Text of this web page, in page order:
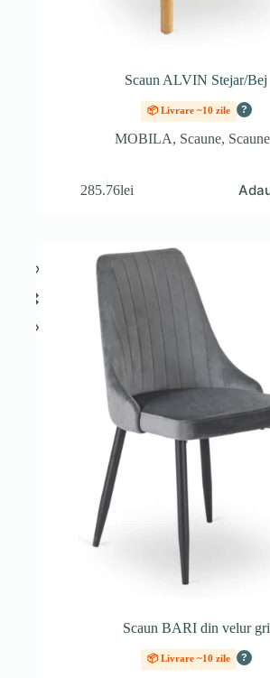
Scaun ALVIN Stejar/Bej
📦 Livrare ~10 zile ?
MOBILA, Scaune,
285.76lei
Scaun BARI din velur gri
📦 Livrare ~10 zile ?